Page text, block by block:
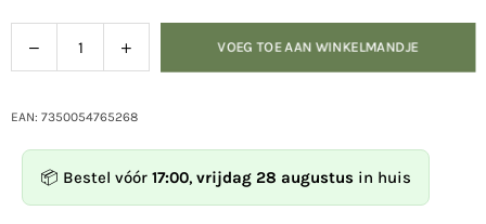
Hoeveelheid
Verlaag
de
voor
Sneeuwuil
Verhoog
de
voor
Sneeuwuil
VOEG TOE AAN WINKELMANDJE
EAN: 7350054765268
📦 Bestel vóór 17:00, vrijdag 28 augustus in huis